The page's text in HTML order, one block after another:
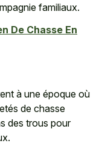
familiaux.
De Chasse En
à une époque où
de chasse
des trous pour